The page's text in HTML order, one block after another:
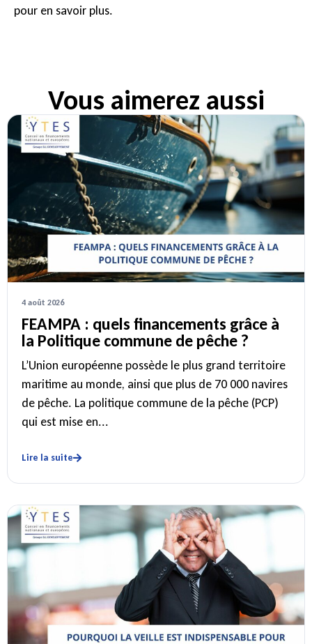
pour en savoir plus.
Vous aimerez aussi
4 août 2026
FEAMPA : quels financements grâce à
la Politique commune de pêche ?
L’Union européenne possède le plus grand territoire
maritime au monde, ainsi que plus de 70 000 navires
de pêche. La politique commune de la pêche (PCP)
qui est mise en...
Lire la suite